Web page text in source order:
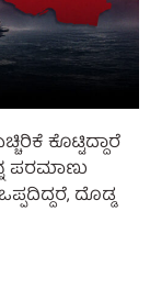
ಕೊಟ್ಟಿದ್ದಾರೆ
ಪರಮಾಣು
ದೊಡ್ಡ